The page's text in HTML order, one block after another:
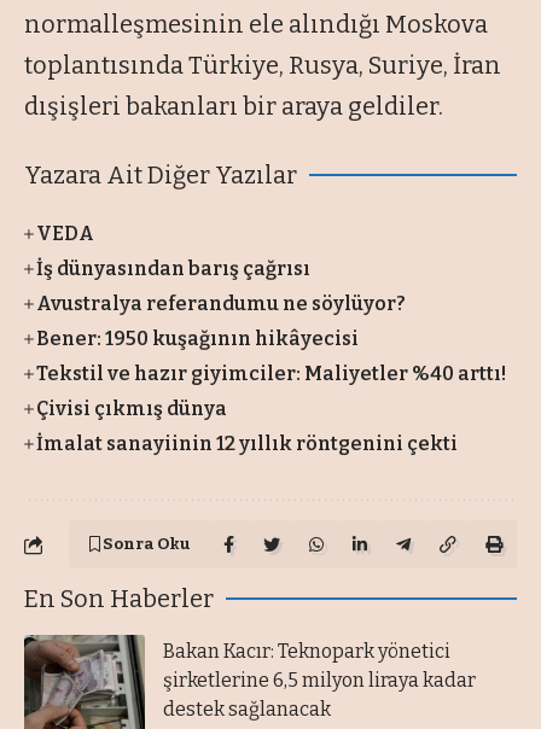
normalleşmesinin ele alındığı Moskova
toplantısında Türkiye, Rusya, Suriye, İran
dışişleri bakanları bir araya geldiler.
Yazara Ait Diğer Yazılar
VEDA
İş dünyasından barış çağrısı
Avustralya referandumu ne söylüyor?
Bener: 1950 kuşağının hikâyecisi
Tekstil ve hazır giyimciler: Maliyetler %40 arttı!
Çivisi çıkmış dünya
İmalat sanayiinin 12 yıllık röntgenini çekti
Sonra Oku
En Son Haberler
Bakan Kacır: Teknopark yönetici
şirketlerine 6,5 milyon liraya kadar
destek sağlanacak